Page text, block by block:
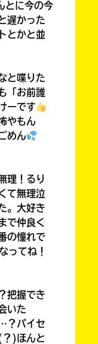
とに今の今
遅かった
とかと並
と喋りた
「お前誰
ーです
やもん
めん
理！るり
て無理泣
。大好き
で仲良く
の憧れで
ってね！
把握でき
いた
？パイセ
)ほんと